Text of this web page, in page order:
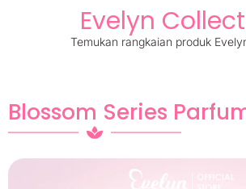
Evelyn
Temukan rangkaian produk
Blossom Series